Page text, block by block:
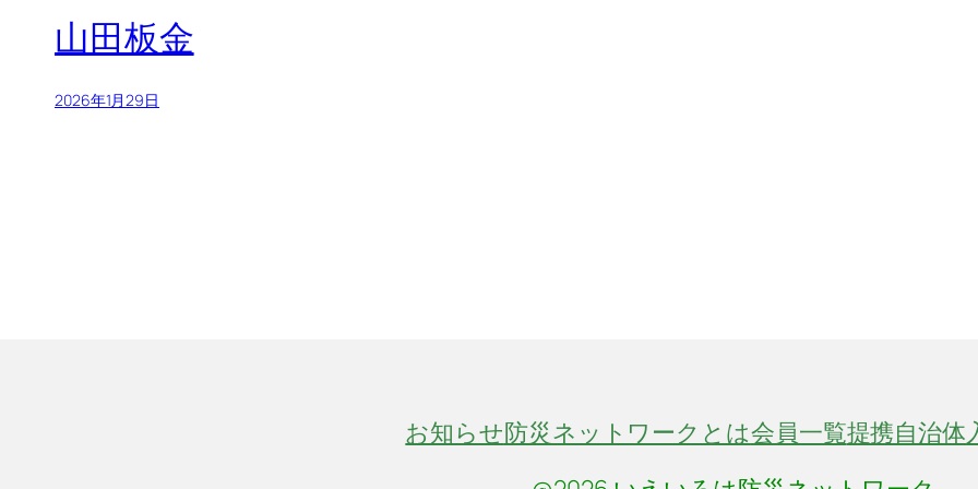
山田板金
2026年1月29日
お知らせ防災ネットワークとは会員一覧提携自治体